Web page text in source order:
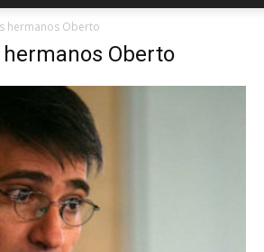
Digital
hermanos Oberto
Oberto